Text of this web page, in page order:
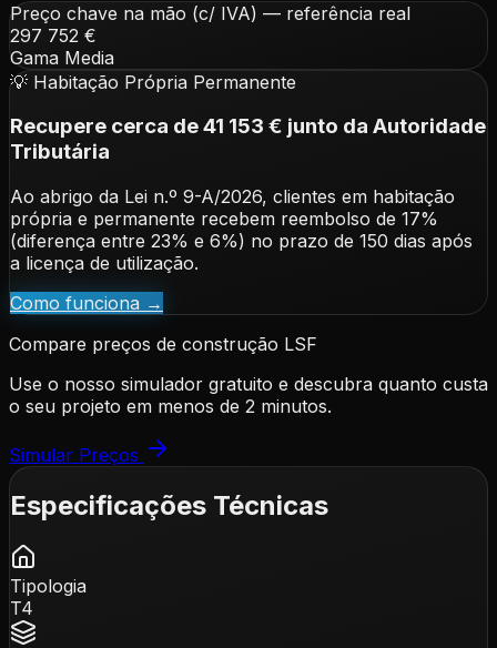
Preço chave na mão (c/ IVA) — referência real
297 752 €
Gama Media
💡 Habitação Própria Permanente
Recupere cerca de41 153 € junto da Autoridade
Tributária
Ao abrigo da Lei n.º 9-A/2026, clientes em habitação
própria e permanente recebem reembolso de 17%
(diferença entre 23% e 6%) no prazo de 150 dias após
a licença de utilização.
Como funciona →
Compare preços de construção LSF
Use o nosso simulador gratuito e descubra quanto custa
o seu projeto em menos de 2 minutos.
Simular Preços
Especificações Técnicas
Tipologia
T4